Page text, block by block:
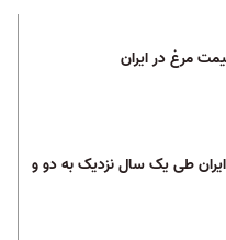
مرغ در ایران
طی یک سال نزدیک به دو و